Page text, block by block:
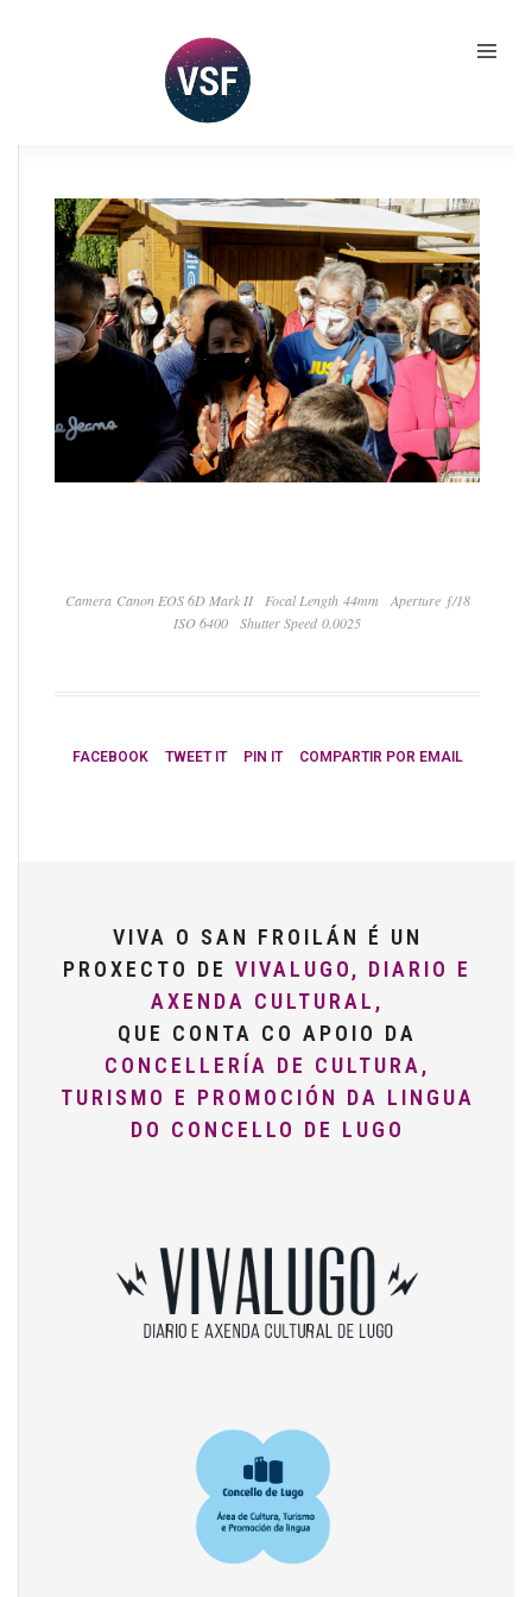
Camera Canon EOS 6D Mark II Focal Length 44mm
Aperture ƒ/18
ISO 6400
Shutter Speed 0.0025
FACEBOOK TWEET IT PIN IT COMPARTIR POR EMAIL
VIVA O SAN FROILÁN É UN
PROXECTO DE VIVALUGO, DIARIO E
AXENDA CULTURAL,
QUE CONTA CO APOIO DA
CONCELLERÍA DE CULTURA,
TURISMO E PROMOCIÓN DA LINGUA
DO CONCELLO DE LUGO